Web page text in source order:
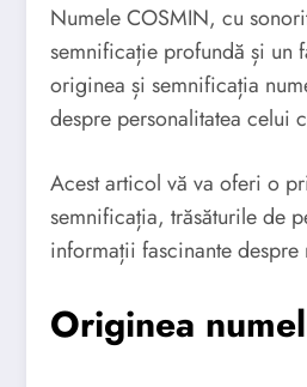
Numele COSMIN, cu
semnificație profundă și un
originea și semnificația
despre personalitatea celui
Acest articol vă va oferi o
semnificația, trăsăturile de
informații fascinante
Originea